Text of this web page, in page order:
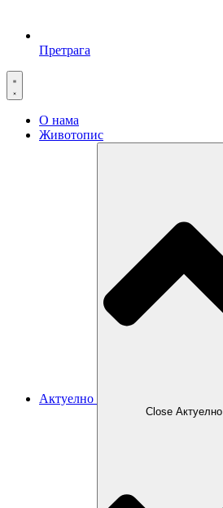
Претрага
О нама
Животопис
Актуелно
Close Актуелно